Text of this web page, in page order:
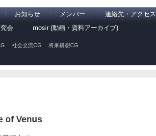
お知らせ メンバー
連絡先・アクセス
会
mosir (動画・資料アーカイブ)
社会交流CG
将来構想CG
of Venus